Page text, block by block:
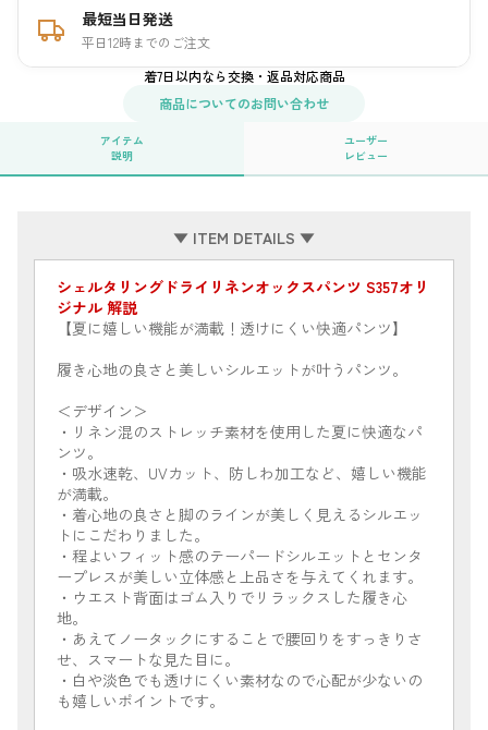
最短当日発送
平日12時までのご注文
着7日以内なら交換・返品対応商品
商品についてのお問い合わせ
アイテム
説明
ユーザー
レビュー
▼ ITEM DETAILS ▼
シェルタリングドライリネンオックスパンツ S357オリ
ジナル 解説
【夏に嬉しい機能が満載！透けにくい快適パンツ】
履き心地の良さと美しいシルエットが叶うパンツ。
＜デザイン＞
・リネン混のストレッチ素材を使用した夏に快適なパ
ンツ。
・吸水速乾、UVカット、防しわ加工など、嬉しい機能
が満載。
・着心地の良さと脚のラインが美しく見えるシルエッ
トにこだわりました。
・程よいフィット感のテーパードシルエットとセンタ
ープレスが美しい立体感と上品さを与えてくれます。
・ウエスト背面はゴム入りでリラックスした履き心
地。
・あえてノータックにすることで腰回りをすっきりさ
せ、スマートな見た目に。
・白や淡色でも透けにくい素材なので心配が少ないの
も嬉しいポイントです。